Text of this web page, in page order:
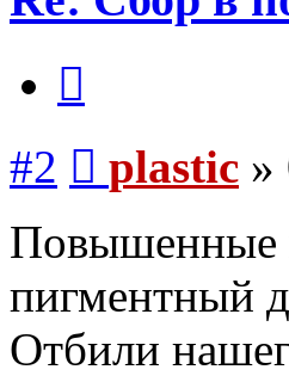
#2 plastic »
Повышенные
пигментный
Отбили